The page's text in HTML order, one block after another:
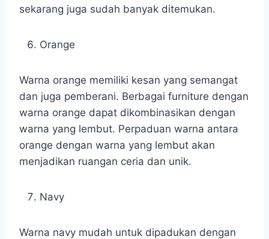
sekarang juga sudah banyak ditemukan.
Orange
Warna orange memiliki kesan yang semangat
dan juga pemberani. Berbagai furniture dengan
warna orange dapat dikombinasikan dengan
warna yang lembut. Perpaduan warna antara
orange dengan warna yang lembut akan
menjadikan ruangan ceria dan unik.
Navy
Warna navy mudah untuk dipadukan dengan